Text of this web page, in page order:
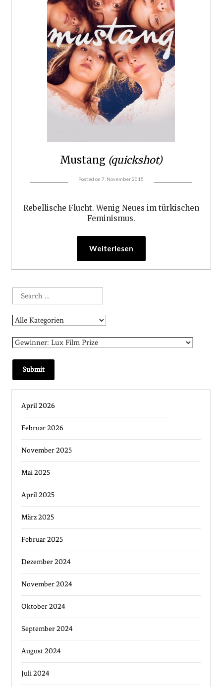
Mustang (quickshot)
Posted on 7. November 2015
Rebellische Flucht. Wenig Neues im türkischen
Feminismus.
Weiterlesen
April 2026
Februar 2026
November 2025
Mai 2025
April 2025
März 2025
Februar 2025
Dezember 2024
November 2024
Oktober 2024
September 2024
August 2024
Juli 2024